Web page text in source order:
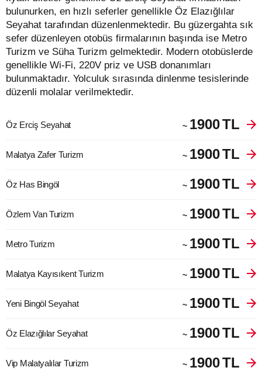
bulunurken, en hızlı seferler genellikle Öz Elazığlılar
Seyahat tarafından düzenlenmektedir. Bu güzergahta sık
sefer düzenleyen otobüs firmalarının başında ise Metro
Turizm ve Süha Turizm gelmektedir. Modern otobüslerde
genellikle Wi-Fi, 220V priz ve USB donanımları
bulunmaktadır. Yolculuk sırasında dinlenme tesislerinde
düzenli molalar verilmektedir.
Öz Erciş Seyahat ~ 1900TL
Malatya Zafer Turizm ~ 1900TL
Öz Has Bingöl ~ 1900TL
Özlem Van Turizm ~ 1900TL
Metro Turizm ~ 1900TL
Malatya Kayısıkent Turizm ~ 1900TL
Yeni Bingöl Seyahat ~ 1900TL
Öz Elazığlılar Seyahat ~ 1900TL
Vip Malatyalılar Turizm ~ 1900TL